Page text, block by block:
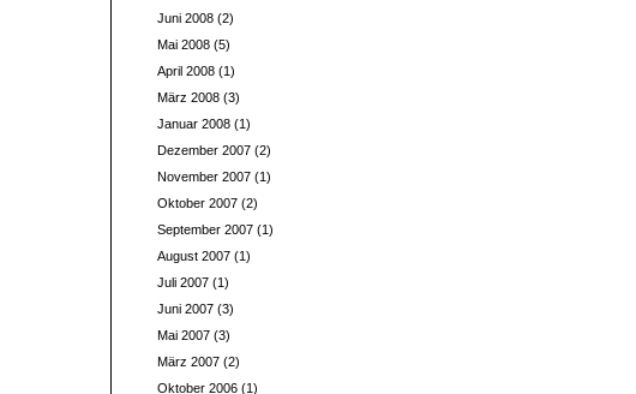
Juni 2008(2)
Mai 2008(5)
April 2008(1)
März 2008(3)
Januar 2008(1)
Dezember 2007(2)
November 2007(1)
Oktober 2007(2)
September 2007(1)
August 2007(1)
Juli 2007(1)
Juni 2007(3)
Mai 2007(3)
März 2007(2)
Oktober 2006(1)